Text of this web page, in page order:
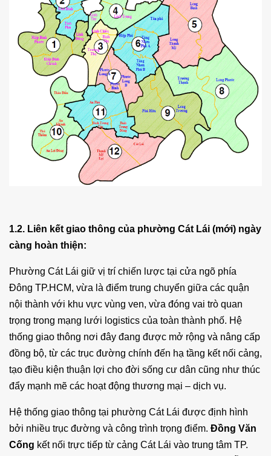
1.2. Liên kết giao thông của phường Cát Lái (mới) ngày
càng hoàn thiện:
Phường Cát Lái giữ vị trí chiến lược tại cửa ngõ phía
Đông TP.HCM, vừa là điểm trung chuyển giữa các quận
nội thành với khu vực vùng ven, vừa đóng vai trò quan
trọng trong mạng lưới logistics của toàn thành phố. Hệ
thống giao thông nơi đây đang được mở rộng và nâng cấp
đồng bộ, từ các trục đường chính đến hạ tầng kết nối cảng,
tạo điều kiện thuận lợi cho đời sống cư dân cũng như thúc
đẩy mạnh mẽ các hoạt động thương mại – dịch vụ.
Hệ thống giao thông tại phường Cát Lái được định hình
bởi nhiều trục đường và công trình trọng điểm. Đồng Văn
Cống kết nối trực tiếp từ cảng Cát Lái vào trung tâm TP.